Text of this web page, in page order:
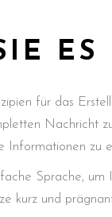
für das
Nachricht
Informationen zu
Sprache,
kurz und